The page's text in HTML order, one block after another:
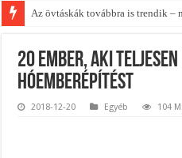
Az övtáskák továbbra is trendik –
A tökéletes táskák férfiaknak –
20 ember, aki
hóemberépítést
2018-12-20 Egyéb 104